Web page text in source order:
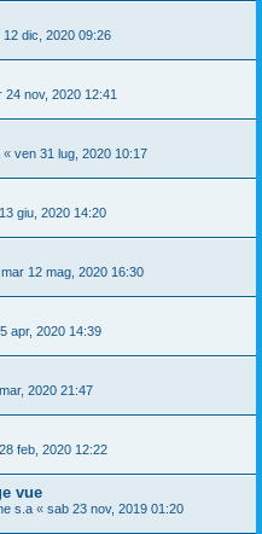
12 dic, 2020 09:26
24 nov, 2020 12:41
« ven 31 lug, 2020 10:17
giu, 2020 14:20
mar 12 mag, 2020 16:30
apr, 2020 14:39
2020 21:47
feb, 2020 12:22
vue
s.a « sab 23 nov, 2019 01:20